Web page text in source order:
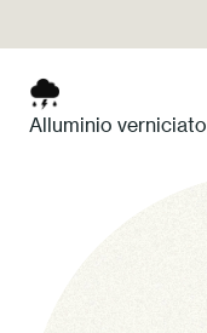
Alluminio verniciato